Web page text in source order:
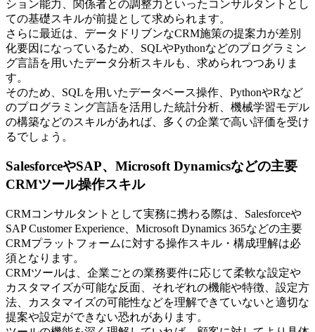
ション能力、関係者との調整力といったコンサルタントとし
ての基礎スキルが前提として求められます。
さらに最近は、データドリブンなCRM施策の提案力が差別
化要因になっているため、SQLやPythonなどのプログラミン
グ言語を用いたデータ分析スキルも、求められつつありま
す。
そのため、SQLを用いたデータベース操作、PythonやRなど
のプログラミング言語を活用した統計分析、機械学習モデル
の構築などのスキルがあれば、多くの企業で高い評価を受け
るでしょう。
SalesforceやSAP、Microsoft Dynamicsなどの主要
CRMツール操作スキル
CRMコンサルタントとして実務に携わる際は、Salesforceや
SAP Customer Experience、Microsoft Dynamics 365などの主要
CRMプラットフォームに対する操作スキル・構成理解は必
須となります。
CRMツールは、企業ごとの業務要件に応じて柔軟な設定や
カスタマイズが可能な反面、それぞれの機能や特徴、設定方
法、カスタマイズの可能性などを理解できていないと適切な
提案や設定ができない恐れがあります。